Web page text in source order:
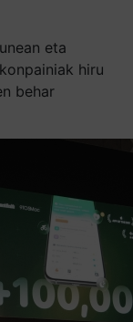
eta
hiru
behar